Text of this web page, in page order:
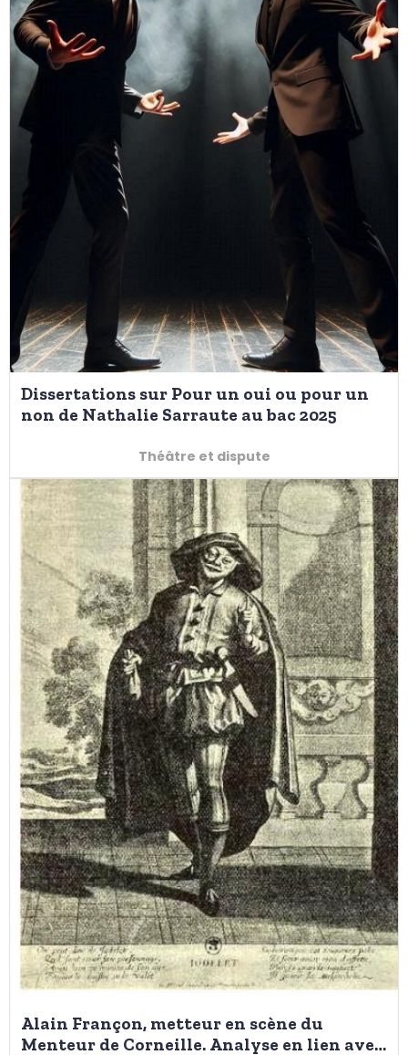
Dissertations sur Pour un oui ou pour un
non de Nathalie Sarraute au bac 2025
Théâtre et dispute
Alain Françon, metteur en scène du
Menteur de Corneille. Analyse en lien avec